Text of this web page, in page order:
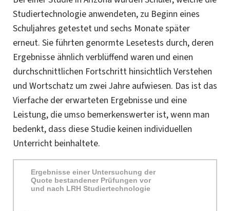
Studiertechnologie anwendeten, zu Beginn eines
Schuljahres getestet und sechs Monate später
erneut. Sie führten genormte Lesetests durch, deren
Ergebnisse ähnlich verblüffend waren und einen
durchschnittlichen Fortschritt hinsichtlich Verstehen
und Wortschatz um zwei Jahre aufwiesen. Das ist das
Vierfache der erwarteten Ergebnisse und eine
Leistung, die umso bemerkenswerter ist, wenn man
bedenkt, dass diese Studie keinen individuellen
Unterricht beinhaltete.
Ergebnisse einer Untersuchung der
Quote bestandener Prüfungen vor
und nach LRH Studiertechnologie